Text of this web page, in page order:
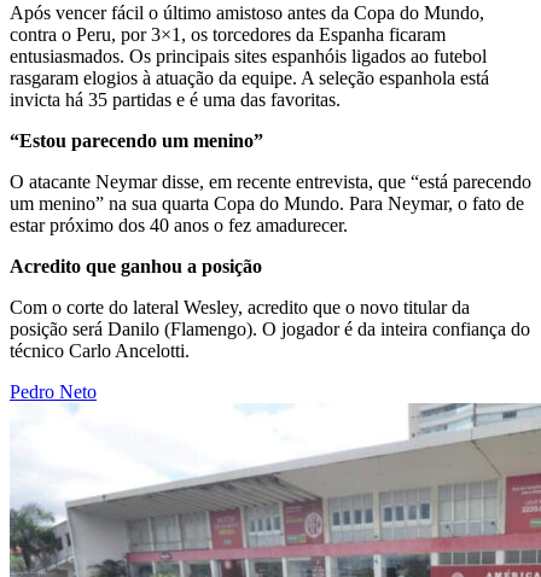
Após vencer fácil o último amistoso antes da Copa do Mundo,
contra o Peru, por 3×1, os torcedores da Espanha ficaram
entusiasmados. Os principais sites espanhóis ligados ao futebol
rasgaram elogios à atuação da equipe. A seleção espanhola está
invicta há 35 partidas e é uma das favoritas.
“Estou parecendo um menino”
O atacante Neymar disse, em recente entrevista, que “está parecendo
um menino” na sua quarta Copa do Mundo. Para Neymar, o fato de
estar próximo dos 40 anos o fez amadurecer.
Acredito que ganhou a posição
Com o corte do lateral Wesley, acredito que o novo titular da
posição será Danilo (Flamengo). O jogador é da inteira confiança do
técnico Carlo Ancelotti.
Pedro Neto